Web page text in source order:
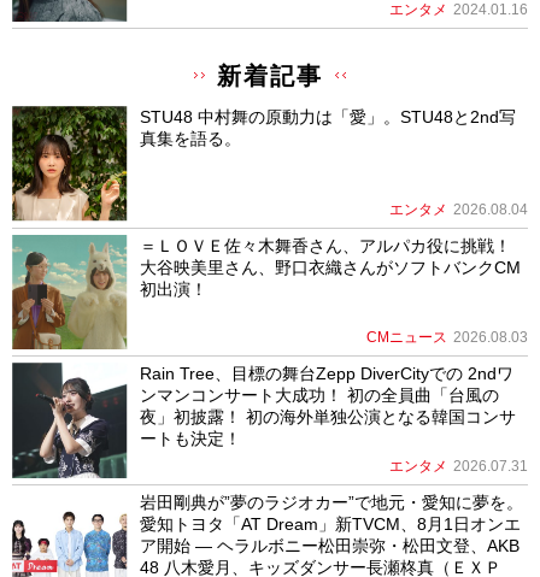
エンタメ 2024.01.16
新着記事
STU48 中村舞の原動力は「愛」。STU48と2nd写
真集を語る。
エンタメ 2026.08.04
＝ＬＯＶＥ佐々木舞香さん、アルパカ役に挑戦！
大谷映美里さん、野口衣織さんがソフトバンクCM
初出演！
CMニュース 2026.08.03
Rain Tree、目標の舞台Zepp DiverCityでの 2ndワ
ンマンコンサート大成功！ 初の全員曲「台風の
夜」初披露！ 初の海外単独公演となる韓国コンサ
ートも決定！
エンタメ 2026.07.31
岩田剛典が”夢のラジオカー”で地元・愛知に夢を。
愛知トヨタ「AT Dream」新TVCM、8月1日オンエ
ア開始 ― ヘラルボニー松田崇弥・松田文登、AKB
48 八木愛月、キッズダンサー長瀬柊真（ＥＸＰ